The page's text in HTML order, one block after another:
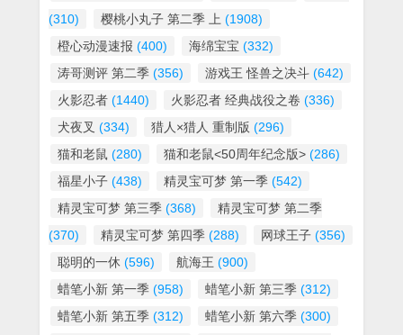
(310)
樱桃小丸子 第二季 上 (1908)
橙心动漫速报 (400) 海绵宝宝 (332)
涛哥测评 第二季 (356) 游戏王 怪兽之决斗 (642)
火影忍者 (1440) 火影忍者 经典战役之卷 (336)
犬夜叉 (334) 猎人×猎人 重制版 (296)
猫和老鼠 (280) 猫和老鼠<50周年纪念版> (286)
福星小子 (438) 精灵宝可梦 第一季 (542)
精灵宝可梦 第三季 (368)
精灵宝可梦 第二季
(370)
精灵宝可梦 第四季 (288) 网球王子 (356)
聪明的一休 (596) 航海王 (900)
蜡笔小新 第一季 (958) 蜡笔小新 第三季 (312)
蜡笔小新 第五季 (312) 蜡笔小新 第六季 (300)